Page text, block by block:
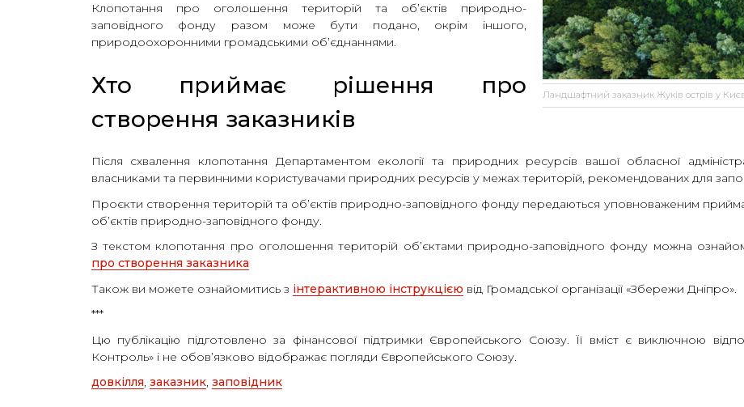
Ландшафтний заказник Жуків острів у
Клопотання про оголошення територій та об’єктів природно-
заповідного фонду разом може бути подано, окрім іншого,
природоохоронними громадськими об’єднаннями.
Хто приймає рішення про
створення заказників
Після схвалення клопотання Департаментом екології та природних ресурсів вашої обласної
власниками та первинними користувачами природних ресурсів у межах територій, рекомендованих для
Проєкти створення територій та об’єктів природно-заповідного фонду передаються уповноваженим
об’єктів природно-заповідного фонду.
З текстом клопотання про оголошення територій об’єктами природно-заповідного фонду можна
про створення заказника
Також ви можете ознайомитись з інтерактивною інструкцією від Громадської організації «Збережи Дніпро».
***
Цю публікацію підготовлено за фінансової підтримки Європейського Союзу. Її вміст є виключною
Контроль» і не обов’язково відображає погляди Європейського Союзу.
довкілля, заказник, заповідник